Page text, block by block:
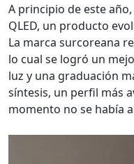
A principio de este
QLED, un producto
La marca surcoreana
lo cual se logró un
luz y una graduación
síntesis, un perfil más
momento no se había